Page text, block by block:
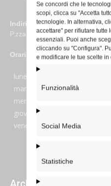
Se concordi che le
scopi, clicca su "Accetta
tecnologie. In alternativa,
accettare" per rifiutare tutte
essenziali. Puoi anche
cliccando su "Configura".
e modificare le tue scelte
Funzionalità
Social Media
Statistiche
Indirizzo
P.zza S. Giovanni in Laterano 6
Orari
lunedi:
martedi:
mercoledi:
giovedi:
venerdi:
7:45–13:45